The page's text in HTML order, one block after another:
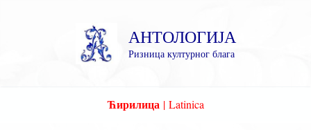
АНТОЛОГИЈА
Ризница културног блага
Ћирилица | Latinica